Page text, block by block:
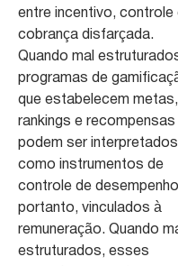
entre incentivo, controle
cobrança disfarçada.
Quando mal
programas de
que estabelecem metas,
rankings e recompensas
podem ser interpretados
como instrumentos de
controle de
portanto, vinculados à
remuneração. Quando
estruturados, esses